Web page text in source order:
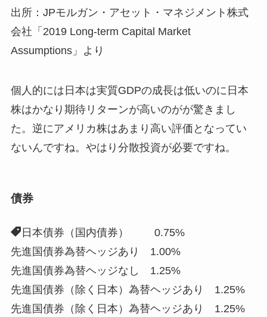
出所：JPモルガン・アセット・マネジメント株式
会社「2019 Long-term Capital Market
Assumptions」より
個人的には日本は実質GDPの成長は低いのに日本
株はかなり期待リターンが高いのがが驚きまし
た。逆にアメリカ株はあまり高い評価となってい
ないんですね。やはり分散投資が必要ですね。
債券
日本債券（国内債券） 0.75%
先進国債券為替ヘッジあり 1.00%
先進国債券為替ヘッジなし 1.25%
先進国債券（除く日本）為替ヘッジあり 1.25%
先進国債券（除く日本）為替ヘッジあり 1.25%